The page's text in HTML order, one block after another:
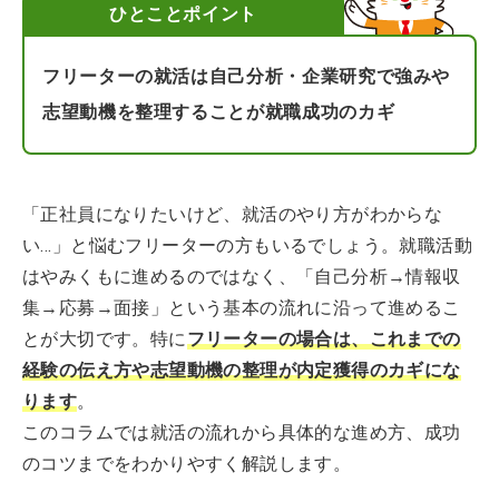
ひとことポイント
フリーターの就活は自己分析・企業研究で強みや
志望動機を整理することが就職成功のカギ
「正社員になりたいけど、就活のやり方がわからな
い…」と悩むフリーターの方もいるでしょう。就職活動
はやみくもに進めるのではなく、「自己分析→情報収
集→応募→面接」という基本の流れに沿って進めるこ
とが大切です。特にフリーターの場合は、これまでの
経験の伝え方や志望動機の整理が内定獲得のカギにな
ります。
このコラムでは就活の流れから具体的な進め方、成功
のコツまでをわかりやすく解説します。